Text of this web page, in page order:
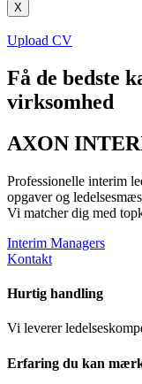
X
Upload CV
Få de bedste
virksomhed
AXON
Professionelle interim
opgaver og
Vi matcher dig med
Interim Managers
Kontakt
Hurtig handling
Vi leverer
Erfaring du kan